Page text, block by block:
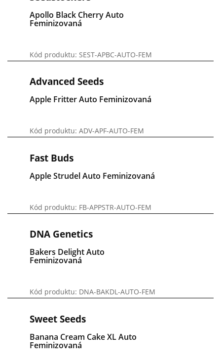
Apollo Black Cherry Auto
Feminizovaná
Kód produktu: SEST-APBC-AUTO-FEM
Advanced Seeds
Apple Fritter Auto Feminizovaná
Kód produktu: ADV-APF-AUTO-FEM
Fast Buds
Apple Strudel Auto Feminizovaná
Kód produktu: FB-APPSTR-AUTO-FEM
DNA Genetics
Bakers Delight Auto
Feminizovaná
Kód produktu: DNA-BAKDL-AUTO-FEM
Sweet Seeds
Banana Cream Cake XL Auto
Feminizovaná